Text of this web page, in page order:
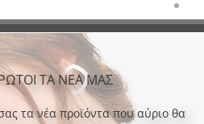
ΤΑ ΝΕΑ ΜΑΣ
τα νέα προϊόντα που αύριο θα